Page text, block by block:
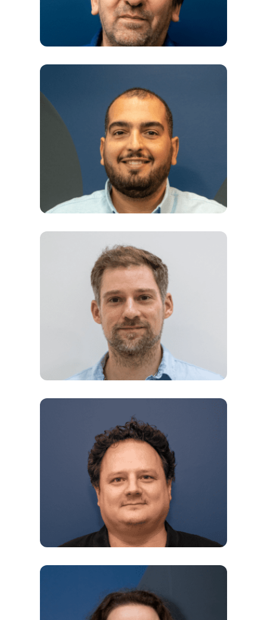
Référent en Biochimie & Biologie —
Docteur en pharmacie (Paris XI) et
Sud).
Directeur pédagogique — Professeur de
biostatistiques, diplômé de Sorbonne
référence
Responsable Physique & Chimie —
Cachan